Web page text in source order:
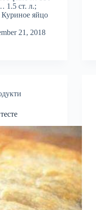
1.5 ст. л.;
яйцо
21, 2018